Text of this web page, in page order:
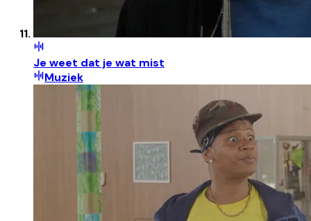
Je weet dat je wat mist
Muziek